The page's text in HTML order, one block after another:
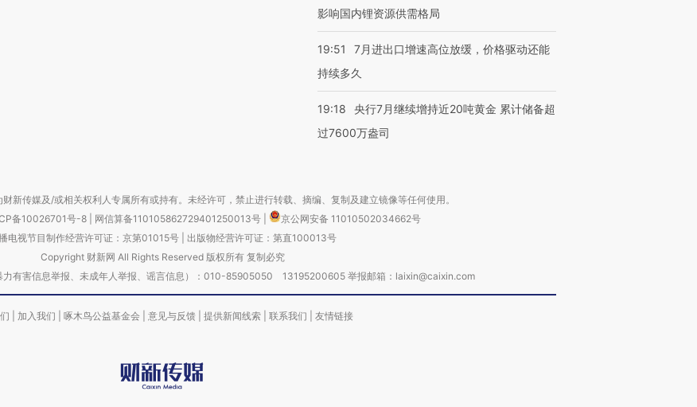
影响国内锂资源供需格局
19:51
7月进出口增速高位放缓，价格驱动还能
持续多久
19:18
央行7月继续增持近20吨黄金 累计储备超
过7600万盎司
新传媒及/或相关权利人专属所有或持有。未经许可，禁止进行转载、摘编、复制及建立镜像等任何使用。
备10026701号-8 网信算备110105862729401250013号
京公网安备 11010502034662号
电视节目制作经营许可证：京第01015号| 出版物经营许可证：第直100013号
Copyright 财新网 All Rights Reserved 版权所有 复制必究
力有害信息举报、未成年人举报、谣言信息）：010-85905050 13195200605 举报邮箱：laixin@caixin.com
加入我们 啄木鸟公益基金会 意见与反馈 提供新闻线索 联系我们 友情链接